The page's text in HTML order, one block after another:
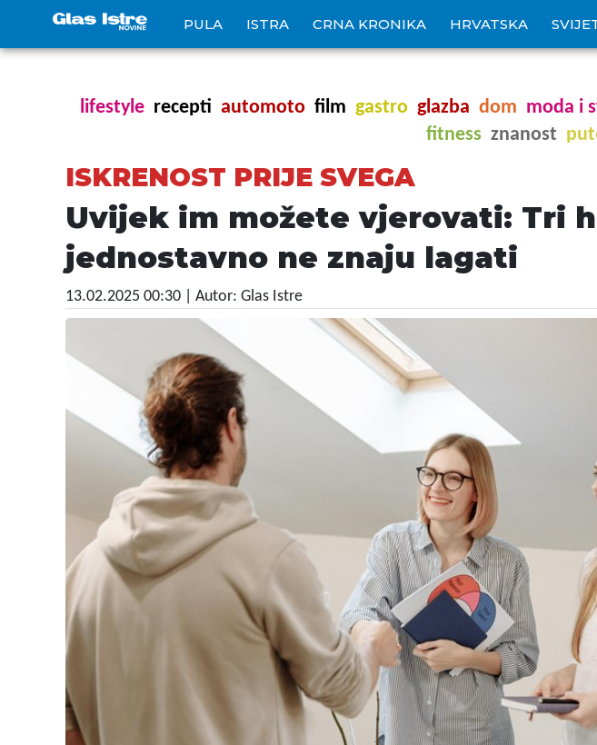
PULA ISTRA CRNA KRONIKA HRVATSKA
lifestyle recepti automoto film gastro glazba dom moda i
fitness znanost
ISKRENOST PRIJE SVEGA
Uvijek im možete vjerovati: Tri
jednostavno ne znaju lagati
13.02.2025 00:30 | Autor: Glas Istre